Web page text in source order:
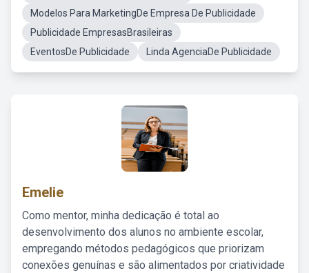
Modelos Para MarketingDe Empresa De Publicidade
Publicidade EmpresasBrasileiras
EventosDe Publicidade
Linda AgenciaDe Publicidade
Emelie
Como mentor, minha dedicação é total ao
desenvolvimento dos alunos no ambiente escolar,
empregando métodos pedagógicos que priorizam
conexões genuínas e são alimentados por criatividade